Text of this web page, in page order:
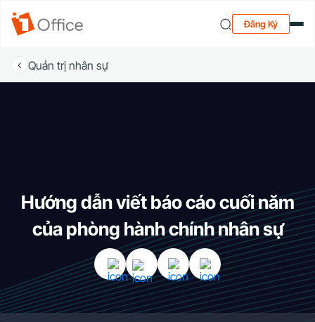
Đăng Ký
Quản trị nhân sự
Hướng dẫn viết báo cáo cuối năm
của phòng hành chính nhân sự